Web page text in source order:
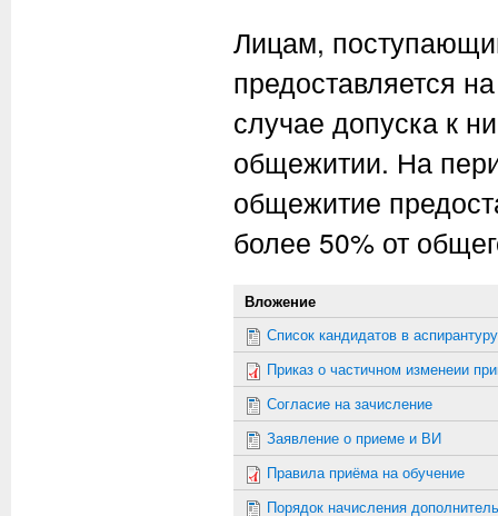
Лицам,
предоставляется
случае допуска к
общежитии. На
общежитие
более 50% от
Вложение
Список кандидатов в аспирантуру
Приказ о частичном изменеии
Согласие на зачисление
Заявление о приеме и ВИ
Правила приёма на обучение
Порядок начисления